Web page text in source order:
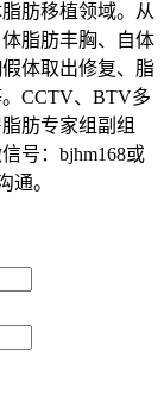
肪移植领域。从
脂肪丰胸、自体
体取出修复、脂
CCTV、BTV多
肪专家组副组
号：bjhm168或
通。